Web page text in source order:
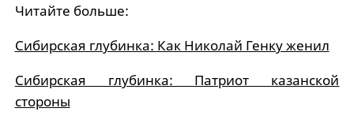
Читайте больше:
Сибирская глубинка: Как Николай Генку женил
Сибирская глубинка: Патриот казанской
стороны